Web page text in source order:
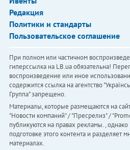
Редакция
Политики и стандарты
Пользовательское соглашение
При полном или частичном
гиперссылка на LB.ua обязательна!
воспроизведение или иное
содержится ссылка на агентство
Группа" запрещено.
Материалы, которые размещаются на
"Новости компаний" / "Пресрелиз" /
публикуются на правах рекламы. , однако
подготовке этого контента и разделяет
материалах.